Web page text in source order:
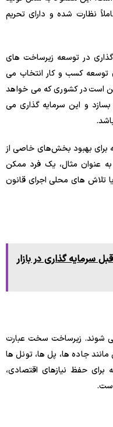
نظارت شده و دارای تحریم
در توسعه زیرساخت های
توسعه کسب و کار انتخاب می
است در کشوری که می خواهد
و این سرمایه گذاری می
برای بهبود بخش‌های خاصی از
عنوان مثال، یک فرد ممکن
تلاش های محلی اجرای قانون
سرمایه گذاری در بازار
شوند. زیرساخت سخت عبارت
جاده ها، پل ها، تونل ها
حفظ نیازهای اقتصادی،